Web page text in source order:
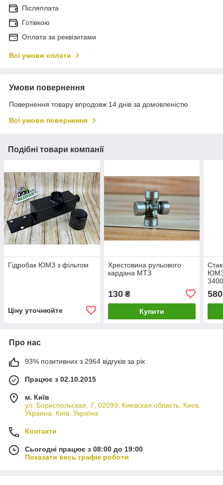
Післяплата
Готівкою
Оплата за реквізитами
Всі умови оплати
Умови повернення
Повернення товару впродовж 14 днів за домовленістю
Всі умови повернення
Подібні товари компанії
Гідробак ЮМЗ з фільтом
Ціну уточнюйте
Хрестовина рульового
кардана МТЗ
130₴
Купити
ЮМЗ
580
Про нас
93% позитивних з 2964 відгуків за рік
Працює з 02.10.2015
м. Київ
ул. Бориспольская, 7, 02099, Киевская область, Киев,
Украина, Київ, Україна
Контакти
Сьогодні працює з 08:00 до 19:00
Показати весь графік роботи